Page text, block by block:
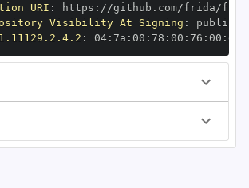
URI : https :
Visibility At Signing :
: 04: 7a : 00 : 78 : 00 : 76 : 00 : dd